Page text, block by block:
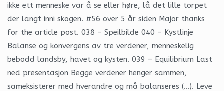
ikke ett menneske var å se eller høre, lå det lille torpet
der langt inni skogen. #56 over 5 år siden Major thanks
for the article post. 038 – Speilbilde 040 – Kystlinje
Balanse og konvergens av tre verdener, menneskelig
bebodd landsby, havet og kysten. 039 – Equilibrium Last
ned presentasjon Begge verdener henger sammen,
sameksisterer med hverandre og må balanseres (…). Leve